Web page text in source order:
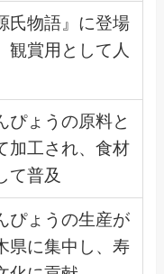
氏物語』に登場
観賞用として人
ぴょうの原料と
加工され、食材
て普及
ぴょうの生産が
県に集中し、寿